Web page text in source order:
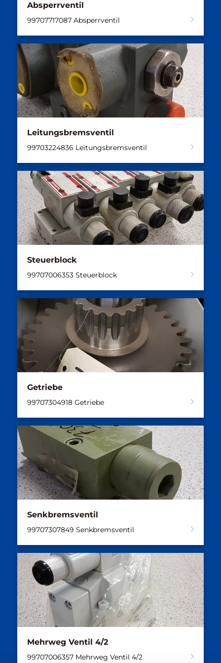
Absperrventil
99707717087 Absperrventil
Leitungsbremsventil
99703224836 Leitungsbremsventil
Steuerblock
99707006353 Steuerblock
Getriebe
99707304918 Getriebe
Senkbremsventil
99707307849 Senkbremsventil
Mehrweg Ventil 4/2
99707006357 Mehrweg Ventil 4/2